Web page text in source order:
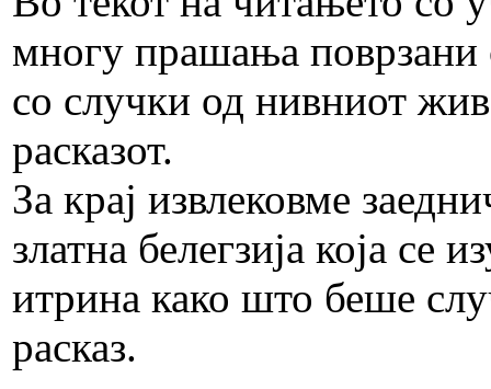
многу прашања поврзани
со случки од нивниот
расказот.
За крај извлековме
златна белегзија која се
итрина како што беше
расказ.